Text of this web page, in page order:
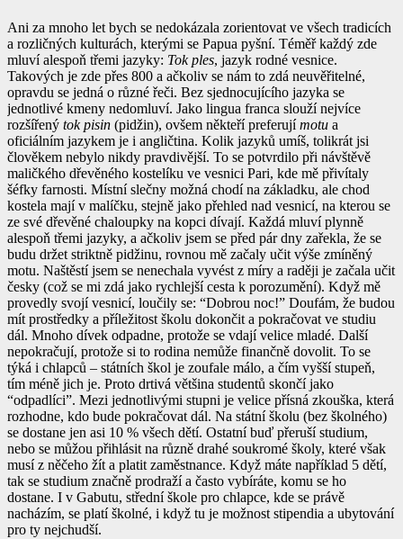
Ani za mnoho let bych se nedokázala zorientovat ve všech tradicích
a rozličných kulturách, kterými se Papua pyšní. Téměř každý zde
mluví alespoň třemi jazyky: Tok ples, jazyk rodné vesnice.
Takových je zde přes 800 a ačkoliv se nám to zdá neuvěřitelné,
opravdu se jedná o různé řeči. Bez sjednocujícího jazyka se
jednotlivé kmeny nedomluví. Jako lingua franca slouží nejvíce
rozšířený tok pisin (pidžin), ovšem někteří preferujímotu a
oficiálním jazykem je i angličtina. Kolik jazyků umíš, tolikrát jsi
člověkem nebylo nikdy pravdivější. To se potvrdilo při návštěvě
maličkého dřevěného kostelíku ve vesnici Pari, kde mě přivítaly
šéfky farnosti. Místní slečny možná chodí na základku, ale chod
kostela mají v malíčku, stejně jako přehled nad vesnicí, na kterou se
ze své dřevěné chaloupky na kopci dívají. Každá mluví plynně
alespoň třemi jazyky, a ačkoliv jsem se před pár dny zařekla, že se
budu držet striktně pidžinu, rovnou mě začaly učit výše zmíněný
motu. Naštěstí jsem se nenechala vyvést z míry a raději je začala učit
česky (což se mi zdá jako rychlejší cesta k porozumění). Když mě
provedly svojí vesnicí, loučily se: “Dobrou noc!” Doufám, že budou
mít prostředky a příležitost školu dokončit a pokračovat ve studiu
dál. Mnoho dívek odpadne, protože se vdají velice mladé. Další
nepokračují, protože si to rodina nemůže finančně dovolit. To se
týká i chlapců – státních škol je zoufale málo, a čím vyšší stupeň,
tím méně jich je. Proto drtivá většina studentů skončí jako
“odpadlíci”. Mezi jednotlivými stupni je velice přísná zkouška, která
rozhodne, kdo bude pokračovat dál. Na státní školu (bez školného)
se dostane jen asi 10 % všech dětí. Ostatní buď přeruší studium,
nebo se můžou přihlásit na různě drahé soukromé školy, které však
musí z něčeho žít a platit zaměstnance. Když máte například 5 dětí,
tak se studium značně prodraží a často vybíráte, komu se ho
dostane. I v Gabutu, střední škole pro chlapce, kde se právě
nacházím, se platí školné, i když tu je možnost stipendia a ubytování
pro ty nejchudší.